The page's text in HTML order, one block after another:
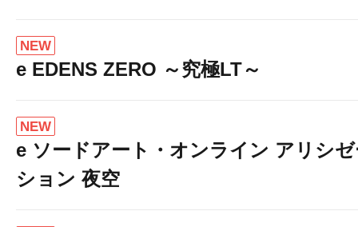
NEW
e EDENS ZERO ～究極LT～
NEW
e ソードアート・オンライン アリシ
ション 夜空